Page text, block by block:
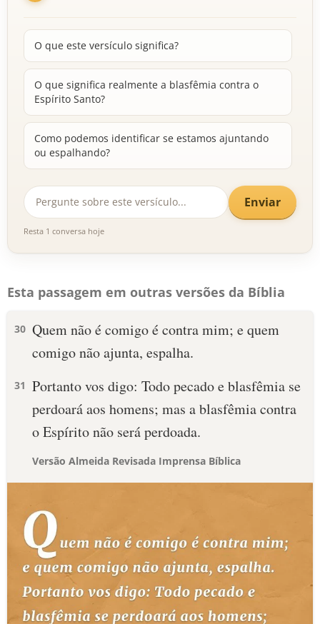
O que este versículo significa?
O que significa realmente a blasfêmia contra o
Espírito Santo?
Como podemos identificar se estamos ajuntando
ou espalhando?
Enviar
Resta 1 conversa hoje
Esta passagem em outras versões da Bíblia
30 Quem não é comigo é contra mim; e quem
comigo não ajunta, espalha.
31 Portanto vos digo: Todo pecado e blasfêmia se
perdoará aos homens; mas a blasfêmia contra
o Espírito não será perdoada.
Versão Almeida Revisada Imprensa Bíblica